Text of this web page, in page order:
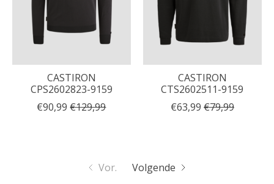
CASTIRON
CPS2602823-9159
€90,99 €129,99
CASTIRON
CTS2602511-9159
€63,99 €79,99
Vor. Volgende